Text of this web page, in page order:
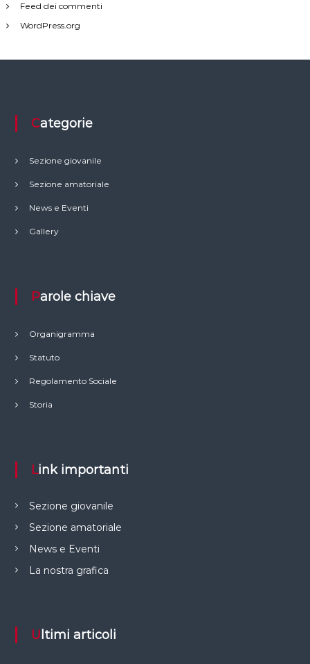
Feed dei commenti
WordPress.org
Categorie
Sezione giovanile
Sezione amatoriale
News e Eventi
Gallery
Parole chiave
Organigramma
Statuto
Regolamento Sociale
Storia
Link importanti
Sezione giovanile
Sezione amatoriale
News e Eventi
La nostra grafica
Ultimi articoli